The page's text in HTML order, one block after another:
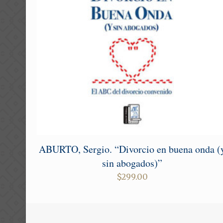
ABURTO, Sergio. “Divorcio en buena onda
sin abogados)”
$299.00